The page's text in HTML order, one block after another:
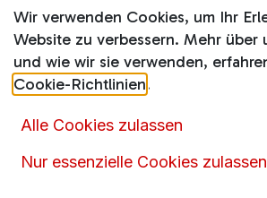
Artikelnummer : 14721
Produktkategorie :
Sticksauger &
Wir verwenden Cookies, um Ihr
Website zu verbessern. Mehr über
und wie wir sie verwenden,
Cookie-Richtlinien.
Alle Cookies zulassen
Nur essenzielle Cookies zulassen